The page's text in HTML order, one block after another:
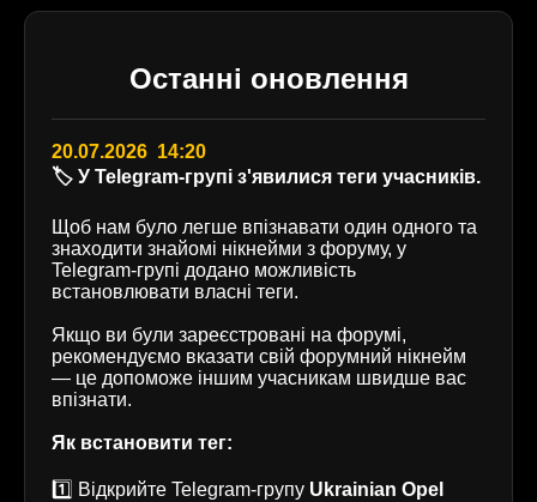
Останні оновлення
20.07.2026 14:20
🏷️ У Telegram-групі з'явилися теги учасників.
Щоб нам було легше впізнавати один одного та
знаходити знайомі нікнейми з форуму, у
Telegram-групі додано можливість
встановлювати власні теги.
Якщо ви були зареєстровані на форумі,
рекомендуємо вказати свій форумний нікнейм
— це допоможе іншим учасникам швидше вас
впізнати.
Як встановити тег:
1️⃣ Відкрийте Telegram-групу Ukrainian Opel